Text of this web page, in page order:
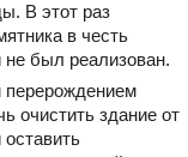
В этот раз
в честь
не был реализован.
перерождением
очистить здание от